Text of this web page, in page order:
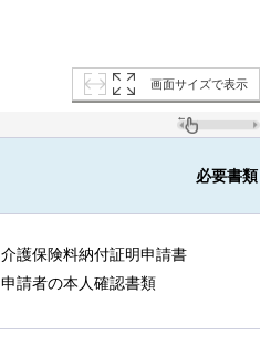
画面サイズで表示
必要書類
介護保険料納付証明申請書
申請者の本人確認書類